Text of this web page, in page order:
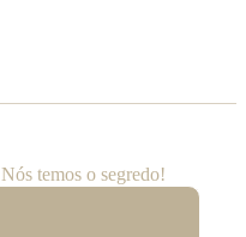
temos o segredo!